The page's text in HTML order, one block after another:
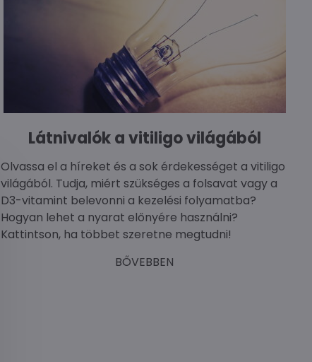
Látnivalók a vitiligo világából
Olvassa el a híreket és a sok érdekességet a vitiligo
világából. Tudja, miért szükséges a folsavat vagy a
D3-vitamint belevonni a kezelési folyamatba?
Hogyan lehet a nyarat előnyére használni?
Kattintson, ha többet szeretne megtudni!
BŐVEBBEN